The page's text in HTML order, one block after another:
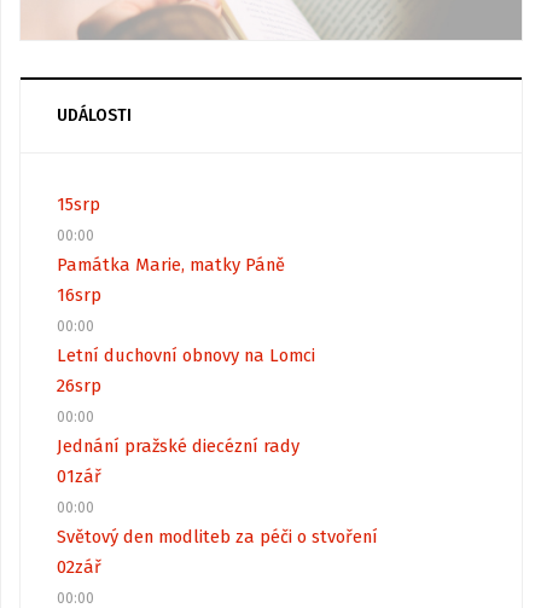
UDÁLOSTI
15srp
00:00
Památka Marie, matky Páně
16srp
00:00
Letní duchovní obnovy na Lomci
26srp
00:00
Jednání pražské diecézní rady
01zář
00:00
Světový den modliteb za péči o stvoření
02zář
00:00